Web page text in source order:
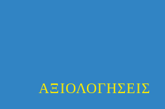
ΑΞΙΟΛΟΓΉΣΕΙΣ